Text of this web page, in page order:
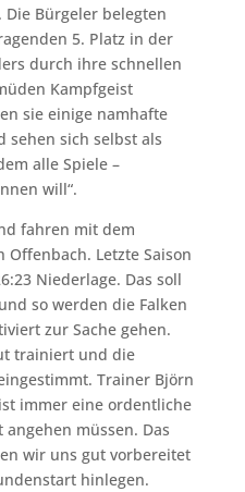
Die Bürgeler belegten
5. Platz in der
durch ihre schnellen
Kampfgeist
sie einige namhafte
sehen sich selbst als
alle Spiele –
will“.
fahren mit dem
Offenbach. Letzte Saison
Niederlage. Das soll
so werden die Falken
zur Sache gehen.
trainiert und die
Trainer Björn
immer eine ordentliche
müssen. Das
wir uns gut vorbereitet
hinlegen.